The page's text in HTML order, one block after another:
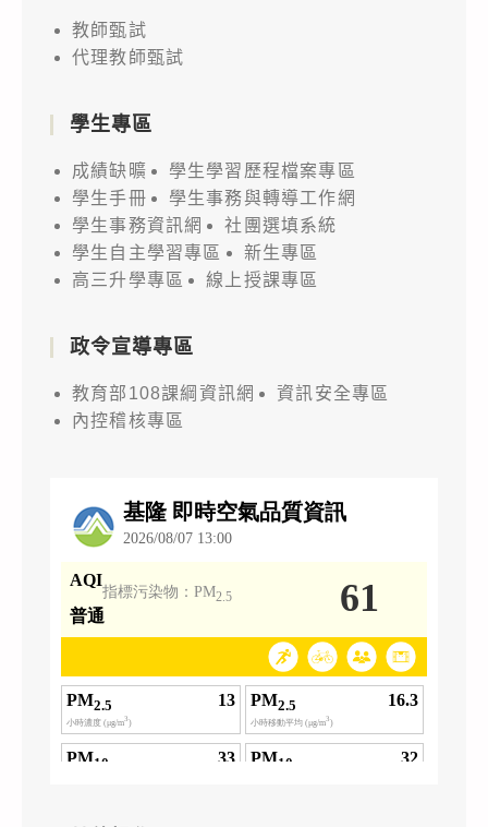
教師甄試
代理教師甄試
學生專區
成績缺曠
學生學習歷程檔案專區
學生手冊
學生事務與轉導工作網
學生事務資訊網
社團選填系統
學生自主學習專區
新生專區
高三升學專區
線上授課專區
政令宣導專區
教育部108課綱資訊網
資訊安全專區
內控稽核專區